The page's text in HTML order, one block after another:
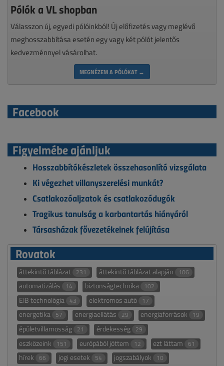
Pólók a VL shopban
Válasszon új, egyedi pólóinkból! Új előfizetés vagy meglévő
meghosszabbítása esetén egy vagy két pólót jelentős
kedvezménnyel vásárolhat.
MEGNÉZEM A PÓLÓKAT →
Facebook
Figyelmébe ajánljuk
Hosszabbítókészletek összehasonlító vizsgálata
Ki végezhet villanyszerelési munkát?
Csatlakozóaljzatok és csatlakozódugók
Tragikus tanulság a karbantartás hiányáról
Társasházak fővezetékeinek felújítása
Rovatok
áttekintő táblázat 231 áttekintő táblázat alapján 106
automatizálás 14 biztonságtechnika 102
EIB technológia 43 elektromos autó 17
energetika 57 energiaellátás 29 energiaforrások 19
épületvillamosság 21 érdekesség 29
eszközeink 151 európából jöttem 12 ezt láttam 61
hírek 66 jogi esetek 54 jogszabályok 10